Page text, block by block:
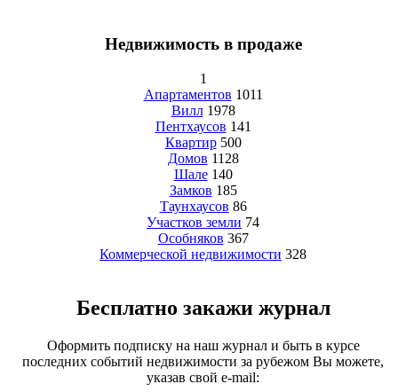
Недвижимость в продаже
1
Апартаментов 1011
Вилл 1978
Пентхаусов 141
Квартир 500
Домов 1128
Шале 140
Замков 185
Таунхаусов 86
Участков земли 74
Особняков 367
Коммерческой недвижимости 328
Бесплатно закажи журнал
Оформить подписку на наш журнал и быть в курсе
последних событий недвижимости за рубежом Вы можете,
указав свой e-mail: